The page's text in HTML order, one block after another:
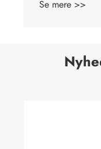
Se mere >>